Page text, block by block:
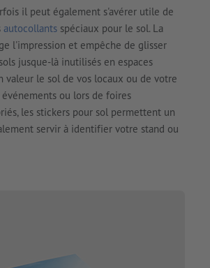
il peut également s'avérer utile de
autocollants spéciaux pour le sol. La
l'impression et empêche de glisser
jusque-là inutilisés en espaces
valeur le sol de vos locaux ou de votre
ou lors de foires
les stickers pour sol permettent un
servir à identifier votre stand ou